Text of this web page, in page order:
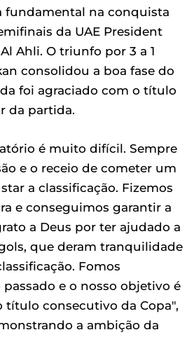
fundamental na conquista
da UAE President
Ahli. O triunfo por 3 a 1
consolidou a boa fase do
foi agraciado com o título
da partida.
é muito difícil. Sempre
e o receio de cometer um
a classificação. Fizemos
e conseguimos garantir a
a Deus por ter ajudado a
que deram tranquilidade
Fomos
e o nosso objetivo é
título consecutivo da Copa",
a ambição da